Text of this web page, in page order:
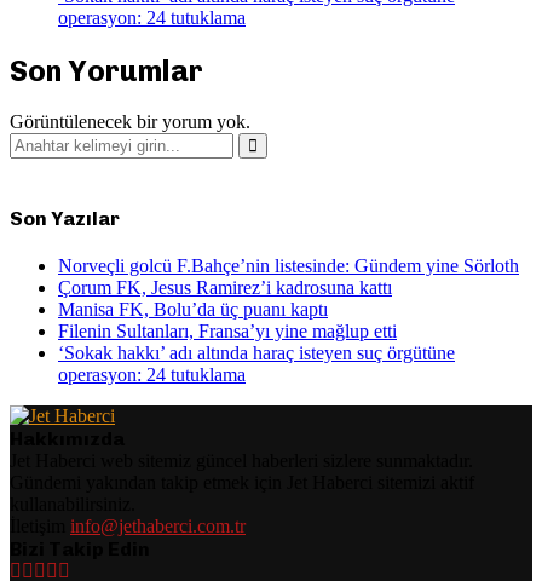
operasyon: 24 tutuklama
Son Yorumlar
Görüntülenecek bir yorum yok.
Search
for:
Search
Son Yazılar
Norveçli golcü F.Bahçe’nin listesinde: Gündem yine Sörloth
Çorum FK, Jesus Ramirez’i kadrosuna kattı
Manisa FK, Bolu’da üç puanı kaptı
Filenin Sultanları, Fransa’yı yine mağlup etti
‘Sokak hakkı’ adı altında haraç isteyen suç örgütüne
operasyon: 24 tutuklama
info@jethaberci.com.tr
Facebook
Twitter
Linkedin
Youtube